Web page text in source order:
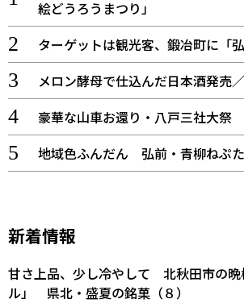
絵どうろうまつり」
ターゲットは観光客、鍛冶町に「弘
メロン酵母で仕込んだ日本酒発売
豪華な山車お還り・八戸三社大祭
地域色ふんだん 弘前・青柳ねぷ
新着情報
甘さ上品、少し冷やして 北秋田市の晩
ル」 県北・盛夏の銘菓（８）